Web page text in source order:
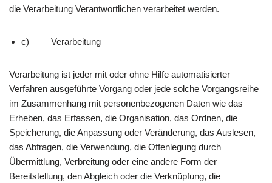
die Verarbeitung Verantwortlichen verarbeitet werden.
c) Verarbeitung
Verarbeitung ist jeder mit oder ohne Hilfe automatisierter
Verfahren ausgeführte Vorgang oder jede solche Vorgangsreihe
im Zusammenhang mit personenbezogenen Daten wie das
Erheben, das Erfassen, die Organisation, das Ordnen, die
Speicherung, die Anpassung oder Veränderung, das Auslesen,
das Abfragen, die Verwendung, die Offenlegung durch
Übermittlung, Verbreitung oder eine andere Form der
Bereitstellung, den Abgleich oder die Verknüpfung, die